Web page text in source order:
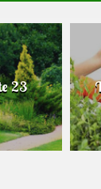
haies 23